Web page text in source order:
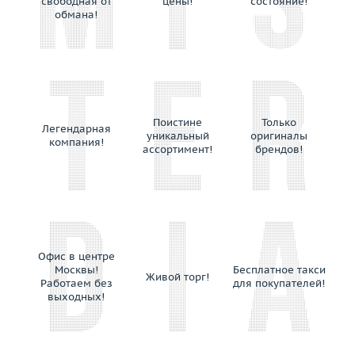
Luca Carati
Lykov`s Jewellery
Manca Gioielli
Mangiarotti
Marco Bicego
Marina Bulgari
Mario Panelli
Master Exclusive Jewellery
Mattioli
Mauboussin
Maxim Demidov
Mercury
Messika
обмана!
Легендарная
компания!
Поистине
уникальный
ассортимент!
Только
оригиналы
брендов!
Офис в центре
Москвы!
Работаем без
выходных!
Живой торг!
Бесплатное такси
для покупателей!